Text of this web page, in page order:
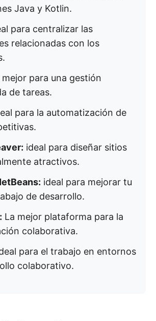
Java y Kotlin.
para centralizar las
relacionadas con los
mejor para una gestión
de tareas.
para la automatización de
ideal para diseñar sitios
atractivos.
ideal para mejorar tu
de desarrollo.
La mejor plataforma para la
colaborativa.
para el trabajo en entornos
colaborativo.